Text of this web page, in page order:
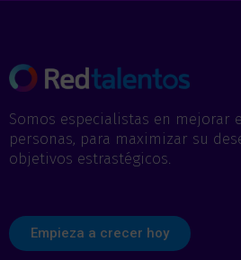
Somos especialistas en mejorar
personas, para maximizar su
objetivos estrastégicos.
Empieza a crecer hoy
c
o